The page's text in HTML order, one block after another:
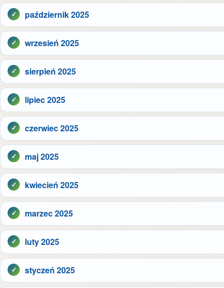
październik 2025
wrzesień 2025
sierpień 2025
lipiec 2025
czerwiec 2025
maj 2025
kwiecień 2025
marzec 2025
luty 2025
styczeń 2025